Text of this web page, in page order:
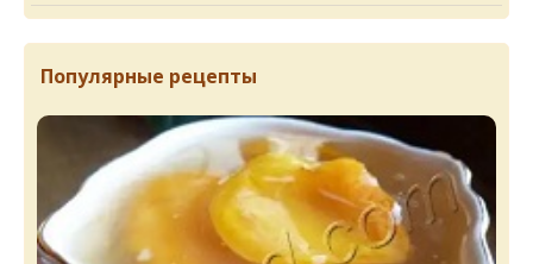
Популярные рецепты